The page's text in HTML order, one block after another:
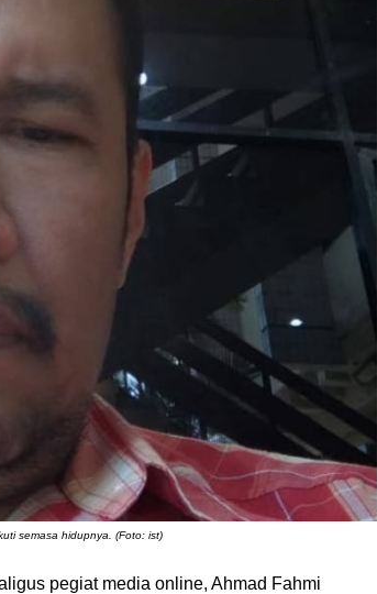
semasa hidupnya. (Foto: ist)
pegiat media online, Ahmad Fahmi